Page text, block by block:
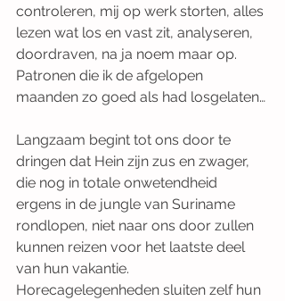
controleren, mij op werk storten, alles
lezen wat los en vast zit, analyseren,
doordraven, na ja noem maar op.
Patronen die ik de afgelopen
maanden zo goed als had losgelaten…
Langzaam begint tot ons door te
dringen dat Hein zijn zus en zwager,
die nog in totale onwetendheid
ergens in de jungle van Suriname
rondlopen, niet naar ons door zullen
kunnen reizen voor het laatste deel
van hun vakantie.
Horecagelegenheden sluiten zelf hun